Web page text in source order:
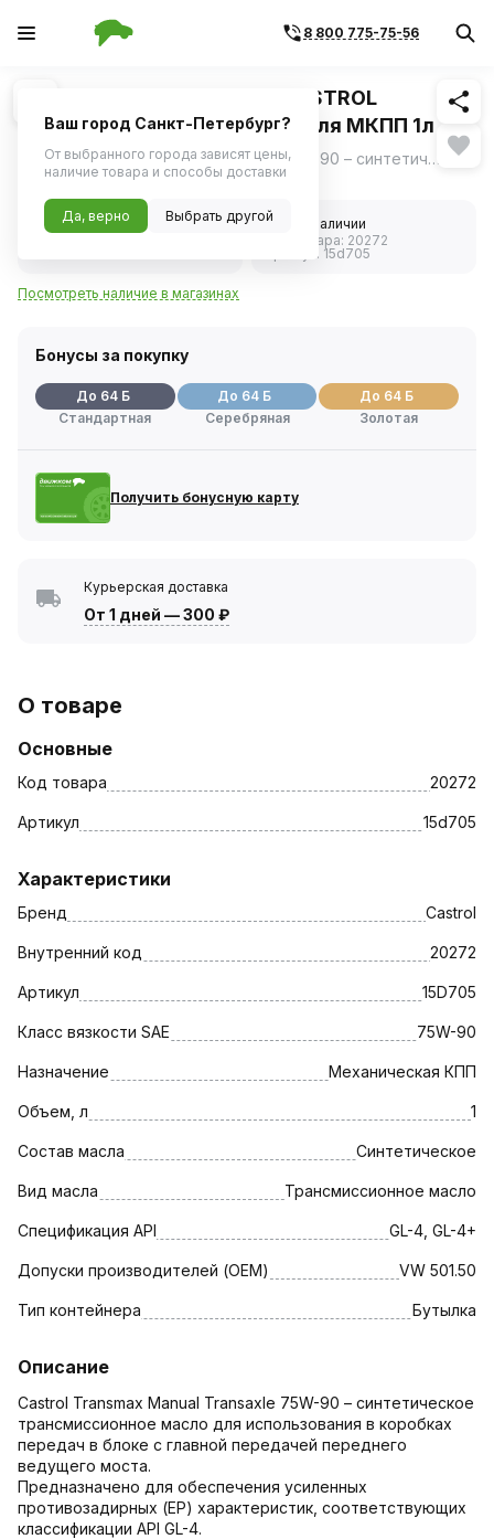
8 800 775-75-56
1/1 Похожие
Масло трансмиссионное CASTROL
Transmax Transaxle 75W90 для МКПП 1л
Castrol Transmax Manual Transaxle 75W-90 – синтетическое трансмиссионное масло для использования в коробках передач в блоке с главной передачей переднего ведущего моста. ещё
Нет в наличии
5.0
Нет в наличии
Код товара: 20272
Артикул: 15d705
Посмотреть наличие в магазинах
Бонусы за покупку
До 64 Б
Стандартная
До 64 Б
Серебряная
До 64 Б
Золотая
Получить бонусную карту
Курьерская доставка
От 1 дней —300 ₽
О товаре
Основные
Код товара 20272
Артикул 15d705
Характеристики
Бренд Castrol
Внутренний код 20272
Артикул 15D705
Класс вязкости SAE 75W-90
Назначение Механическая КПП
Объем, л 1
Состав масла Синтетическое
Вид масла Трансмиссионное масло
Спецификация API GL-4, GL-4+
Допуски производителей (OEM) VW 501.50
Тип контейнера Бутылка
Описание
Castrol Transmax Manual Transaxle 75W-90 – синтетическое
трансмиссионное масло для использования в коробках
передач в блоке с главной передачей переднего
ведущего моста.
Предназначено для обеспечения усиленных
противозадирных (EP) характеристик, соответствующих
классификации API GL-4.
Ваш город Санкт-Петербург?
От выбранного города зависят цены,
наличие товара и способы доставки
Да, верно Выбрать другой